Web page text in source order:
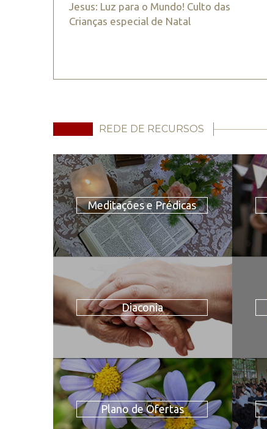
Jesus: Luz para o Mundo! Culto das
Crianças especial de Natal
REDE DE RECURSOS
Meditações e Prédicas
Diaconia
Plano de Ofertas